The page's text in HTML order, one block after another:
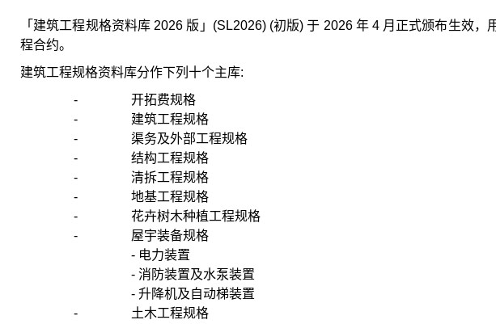
「建筑工程规格资料库 2026 版」(SL2026) (初版) 于 2026 年 4 月正式颁布生效
程合约。
建筑工程规格资料库分作下列十个主库:
-
开拓费规格
-
建筑工程规格
-
渠务及外部工程规格
-
结构工程规格
-
清拆工程规格
-
地基工程规格
-
花卉树木种植工程规格
-
屋宇装备规格
- 电力装置
- 消防装置及水泵装置
- 升降机及自动梯装置
-
土木工程规格